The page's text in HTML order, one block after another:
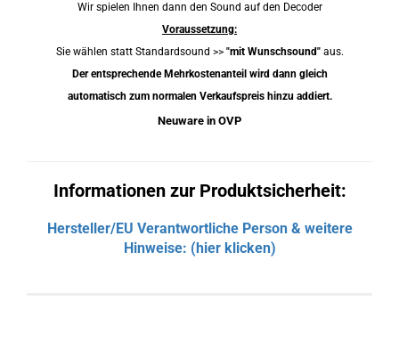
Wir spielen Ihnen dann den Sound auf den Decoder
Voraussetzung:
Sie wählen statt Standardsound >> "mit Wunschsound"aus.
Der entsprechende Mehrkostenanteil wird dann gleich
automatisch zum normalen Verkaufspreis hinzu addiert.
Neuware in OVP
Informationen zur Produktsicherheit:
Hersteller/EU Verantwortliche Person & weitere
Hinweise: (hier klicken)